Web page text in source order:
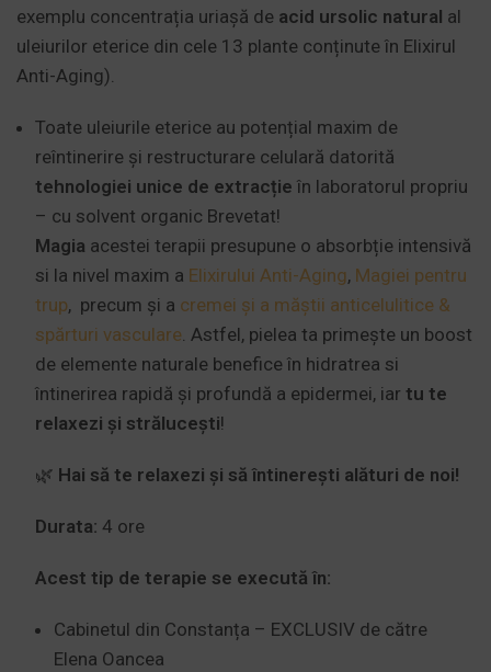
exemplu concentrația uriașă de acid ursolic natural al
uleiurilor eterice din cele 13 plante conținute în Elixirul
Anti-Aging).
Toate uleiurile eterice au potențial maxim de
reîntinerire și restructurare celulară datorită
tehnologiei unice de extracție în laboratorul propriu
– cu solvent organic Brevetat!
Magia acestei terapii presupune o absorbție intensivă
si la nivel maxim a Elixirului Anti-Aging, Magiei pentru
trup, precum și a cremei și a măștii anticelulitice &
spărturi vasculare. Astfel, pielea ta primește un boost
de elemente naturale benefice în hidratrea si
întinerirea rapidă și profundă a epidermei, iar tu te
relaxezi și strălucești!
🌿 Hai să te relaxezi și să întinerești alături de noi!
Durata: 4 ore
Acest tip de terapie se execută în:
Cabinetul din Constanța – EXCLUSIV de către
Elena Oancea